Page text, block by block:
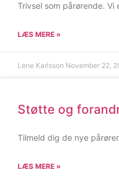
Trivsel som pårørende.
LÆS MERE »
Lene Karlsson November 22,
Støtte og
Tilmeld dig de nye
LÆS MERE »